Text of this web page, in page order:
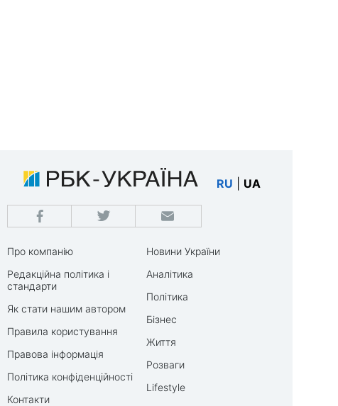
RU UA
Про компанію
Редакційна політика і
стандарти
Як стати нашим автором
Правила користування
Правова інформація
Політика конфіденційності
Контакти
Новини України
Аналітика
Політика
Бізнес
Життя
Розваги
Lifestyle